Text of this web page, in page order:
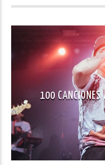
100 CANCIONES